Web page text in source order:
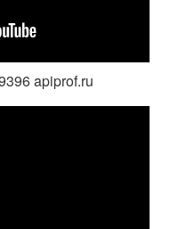
apiprof.ru